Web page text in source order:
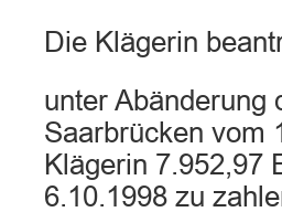
Die Klägerin
unter Abänderung
Saarbrücken vom
Klägerin 7.952,97
6.10.1998 zu